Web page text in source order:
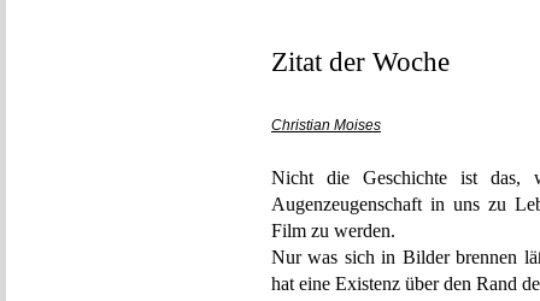
Zitat der Woche
Christian Moises
Nicht die Geschichte ist das,
Augenzeugenschaft in uns zu
Film zu werden.
Nur was sich in Bilder brennen
hat eine Existenz über den Rand